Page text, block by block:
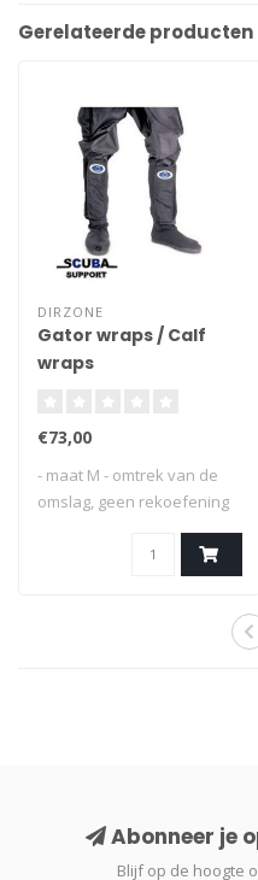
Gerelateerde producten
DIRZONE
Gator wraps / Calf
wraps
€73,00
- maat M - omtrek van de
omslag, geen rekoefening
Abonneer je
Blijf op de hoogte